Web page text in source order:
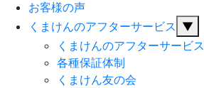
お客様の声
くまけんのアフターサービス ▼
くまけんのアフターサービス
各種保証体制
くまけん友の会